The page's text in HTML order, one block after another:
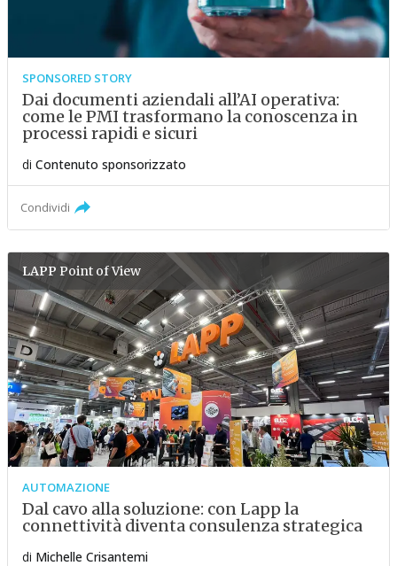
SPONSORED STORY
Dai documenti aziendali all’AI operativa:
come le PMI trasformano la conoscenza in
processi rapidi e sicuri
di Contenuto sponsorizzato
Condividi
LAPP Point of View
AUTOMAZIONE
Dal cavo alla soluzione: con Lapp la
connettività diventa consulenza strategica
di Michelle Crisantemi